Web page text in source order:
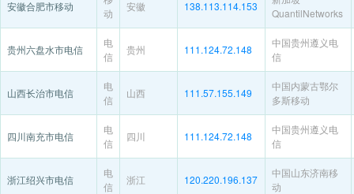
安徽合肥市移动
动
安徽 138.113.114.153
QuantilNetworks
贵州六盘水市电信
电
信
贵州 111.124.72.148
中国贵州遵义电
信
山西长治市电信
电
信
山西 111.57.155.149
中国内蒙古鄂尔
多斯移动
四川南充市电信
电
信
四川 111.124.72.148
中国贵州遵义电
信
浙江绍兴市电信
电
信
浙江 120.220.196.137
中国山东济南移
动